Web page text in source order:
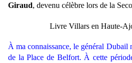
Giraud, devenu célèbre lors de la
Livre Villars en Haute-
À ma connaissance, le général Dubail
de la Place de Belfort. À cette